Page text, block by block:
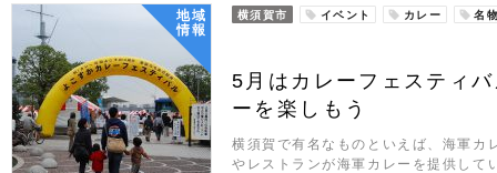
地域
情報
横須賀市 イベント カレー 名
5月はカレーフェスティ
ーを楽しもう
横須賀で有名なものといえば、海軍カ
やレストランが海軍カレーを提供して